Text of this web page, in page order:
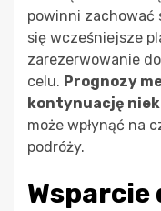
powinni zachować
się wcześniejsze
zarezerwowanie
celu. Prognozy
kontynuację
może wpłynąć na
podróży.